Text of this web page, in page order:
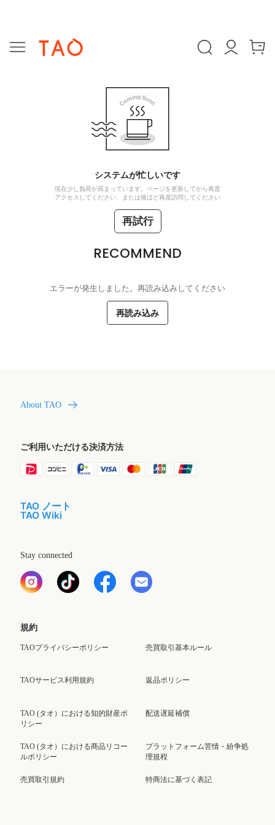
システムが忙しいです
現在少し負荷が高まっています。ページを更新してから再度
アクセスしてください、または後ほど再度訪問してください
再試行
RECOMMEND
エラーが発生しました。再読み込みしてください
再読み込み
About TAO
ご利用いただける決済方法
TAO ノート
TAO Wiki
Stay connected
規約
TAOプライバシーポリシー
TAOサービス利用規約
TAO (タオ）における知的財産ポ
リシー
TAO (タオ）における商品リコー
ルポリシー
売買取引規約
売買取引基本ルール
返品ポリシー
配送遅延補償
プラットフォーム苦情・紛争処
理規程
特商法に基づく表記